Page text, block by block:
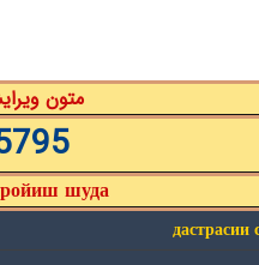
متون
шуда
дастрасии